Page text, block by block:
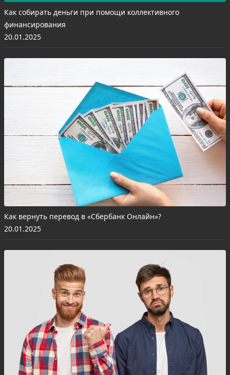
Как собирать деньги при помощи коллективного
финансирования
20.01.2025
Как вернуть перевод в «Сбербанк Онлайн»?
20.01.2025